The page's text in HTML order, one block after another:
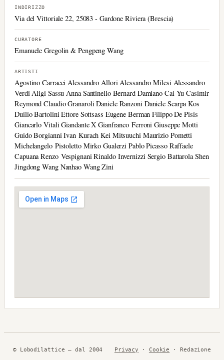
INDIRIZZO
Via del Vittoriale 22, 25083 - Gardone Riviera (Brescia)
CURATORE
Emanuele Gregolin & Pengpeng Wang
ARTISTI
Agostino Carracci Alessandro Allori Alessandro Milesi Alessandro
Verdi Aligi Sassu Anna Santinello Bernard Damiano Cai Yu Casimir
Reymond Claudio Granaroli Daniele Ranzoni Daniele Scarpa Kos
Duilio Bartolini Ettore Sottsass Eugene Berman Filippo De Pisis
Giancarlo Vitali Giandante X Gianfranco Ferroni Giuseppe Motti
Guido Borgianni Ivan Kurach Kei Mitsuuchi Maurizio Pometti
Michelangelo Pistoletto Mirko Gualerzi Pablo Picasso Raffaele
Capuana Renzo Vespignani Rinaldo Invernizzi Sergio Battarola Shen
Jingdong Wang Nanhao Wang Zini
© Lobodilattice — dal 2004 Privacy · Cookie · Redazione